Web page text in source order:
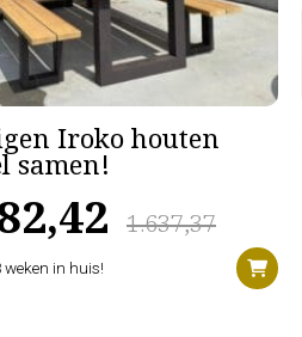
Iroko houten
samen!
1.637,37
weken in huis!